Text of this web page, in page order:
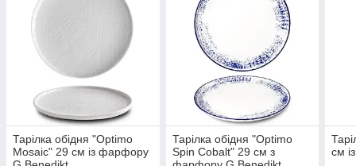
Тарілка обідня "Optimo
Mosaic" 29 см із фарфору
Тарілка обідня "Optimo
Spin Cobalt" 29 см з
см